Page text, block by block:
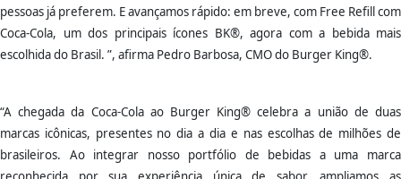
pessoas já preferem. E avançamos rápido: em breve, com Free Refill com
Coca-Cola, um dos principais ícones BK®, agora com a bebida mais
escolhida do Brasil. ”, afirma Pedro Barbosa, CMO do Burger King®.
“A chegada da Coca-Cola ao Burger King® celebra a união de duas
marcas icônicas, presentes no dia a dia e nas escolhas de milhões de
brasileiros. Ao integrar nosso portfólio de bebidas a uma marca